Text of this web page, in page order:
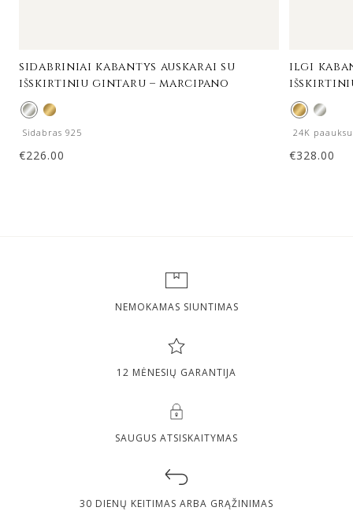
sidabriniai kabantys auskarai su
išskirtiniu gintaru – marcipano
Sidabras 925
€226.00
ilgi
24K
€328.00
NEMOKAMAS SIUNTIMAS
12 MĖNESIŲ GARANTIJA
SAUGUS ATSISKAITYMAS
30 DIENŲ KEITIMAS ARBA GRĄŽINIMAS